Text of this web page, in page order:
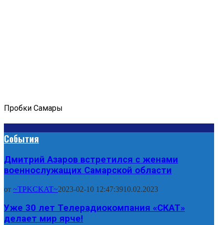
Пробки Самары
События
Дмитрий Азаров встретился с женами
военнослужащих Самарской области
от ~TPKCKAT~2023-02-10 12:47:3910.02.2023
Уже 30 лет Телерадиокомпания «СКАТ»
делает мир ярче!